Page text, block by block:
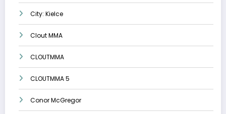
City: Kielce
Clout MMA
CLOUTMMA
CLOUTMMA 5
Conor McGregor